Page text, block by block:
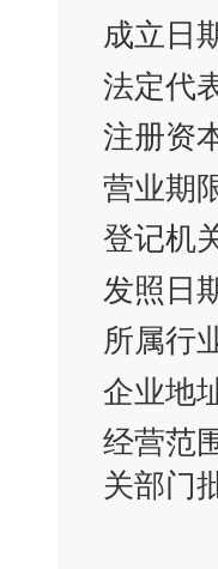
成立日
法定代
注册资
营业期
登记机
发照日
所属行
企业地
经营范
关部门